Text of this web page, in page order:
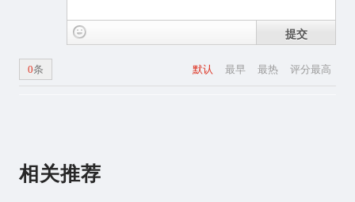
提交
默认 最早 最热 评分最高
0条
相关推荐